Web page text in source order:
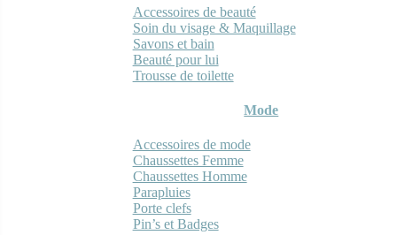
Accessoires de beauté
Soin du visage & Maquillage
Savons et bain
Beauté pour lui
Trousse de toilette
Mode
Accessoires de mode
Chaussettes Femme
Chaussettes Homme
Parapluies
Porte clefs
Pin’s et Badges